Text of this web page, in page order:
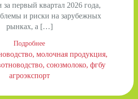
за первый квартал 2026 года,
и риски на зарубежных
рынках, а […]
Подробнее
молочная продукция
союзмолоко фгбу
агроэкспорт